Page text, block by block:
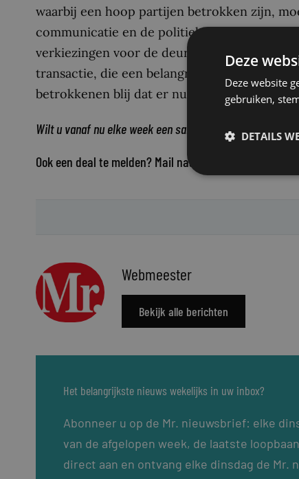
waarbij een hoop partijen betrokken zijn,
communicatie en de politieke belangen die
verkiezingen voor de deur. Er wordt nog
transactie, die een belangrijke stap in de
betrokkenen blij dat er nu duidelijkheid lijkt
Wilt u vanaf nu elke week een samenvatting van al het
Ook een deal te melden? Mail naar
Webmeester
Bekijk alle berichten
Het belangrijkste nieuws wekelijks in uw inbox?
Abonneer u op de Mr. nieuwsbrief: elke
van de afgelopen week, de laatste
direct aan en ontvang elke dinsdag de Mr.
Deze
Deze website
gebruiken,
DETAILS